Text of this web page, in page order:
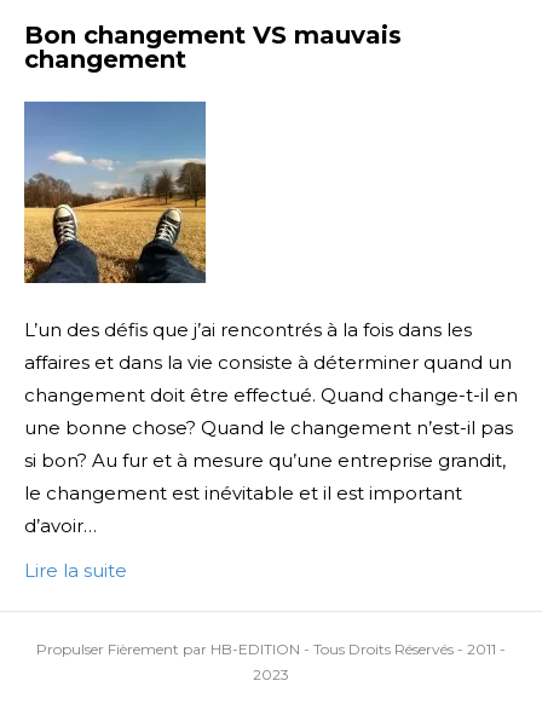
Bon changement VS mauvais
changement
L’un des défis que j’ai rencontrés à la fois dans les
affaires et dans la vie consiste à déterminer quand un
changement doit être effectué. Quand change-t-il en
une bonne chose? Quand le changement n’est-il pas
si bon? Au fur et à mesure qu’une entreprise grandit,
le changement est inévitable et il est important
d’avoir…
Lire la suite
Propulser Fièrement par HB-EDITION - Tous Droits Réservés - 2011 -
2023